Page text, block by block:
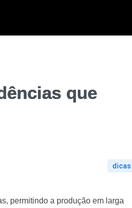
que
dicas
permitindo a produção em larga